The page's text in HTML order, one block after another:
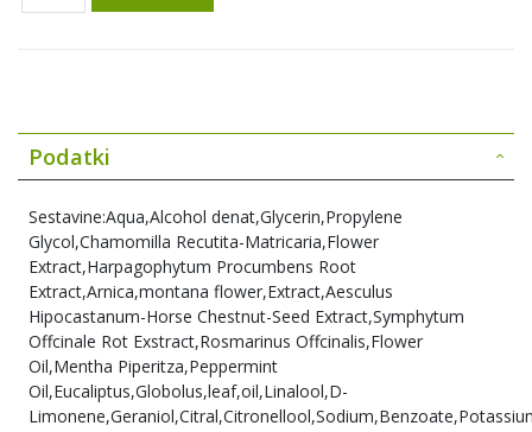
Podatki
Sestavine:Aqua,Alcohol denat,Glycerin,Propylene
Glycol,Chamomilla Recutita-Matricaria,Flower
Extract,Harpagophytum Procumbens Root
Extract,Arnica,montana flower,Extract,Aesculus
Hipocastanum-Horse Chestnut-Seed Extract,Symphytum
Offcinale Rot Exstract,Rosmarinus Offcinalis,Flower
Oil,Mentha Piperitza,Peppermint
Oil,Eucaliptus,Globolus,leaf,oil,Linalool,D-